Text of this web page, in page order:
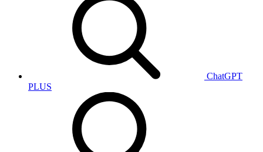
ChatGPT
PLUS